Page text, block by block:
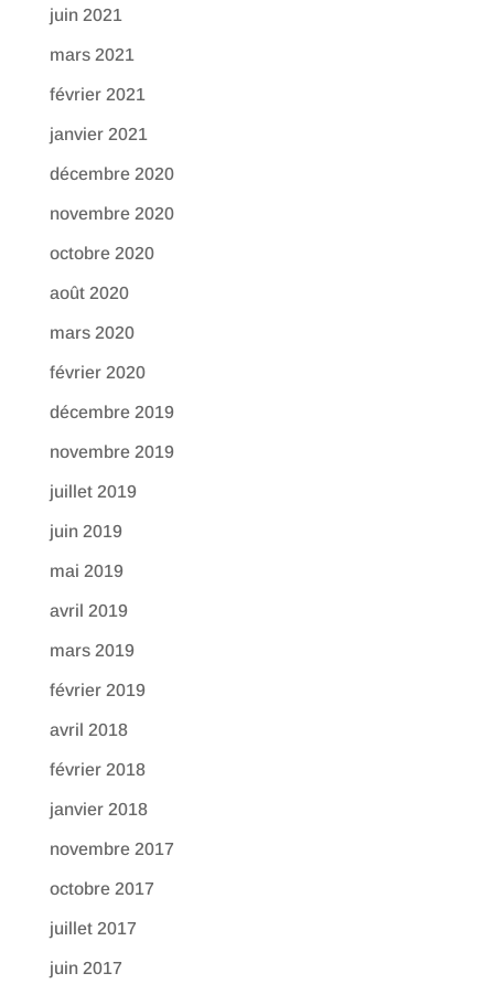
juin 2021
mars 2021
février 2021
janvier 2021
décembre 2020
novembre 2020
octobre 2020
août 2020
mars 2020
février 2020
décembre 2019
novembre 2019
juillet 2019
juin 2019
mai 2019
avril 2019
mars 2019
février 2019
avril 2018
février 2018
janvier 2018
novembre 2017
octobre 2017
juillet 2017
juin 2017